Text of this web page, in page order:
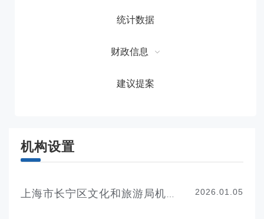
统计数据
财政信息
建议提案
机构设置
2026.01.05